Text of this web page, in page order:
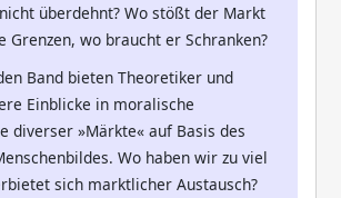
überdehnt? Wo stößt der Markt
Grenzen, wo braucht er Schranken?
Band bieten Theoretiker und
Einblicke in moralische
diverser »Märkte« auf Basis des
Wo haben wir zu viel
sich marktlicher Austausch?